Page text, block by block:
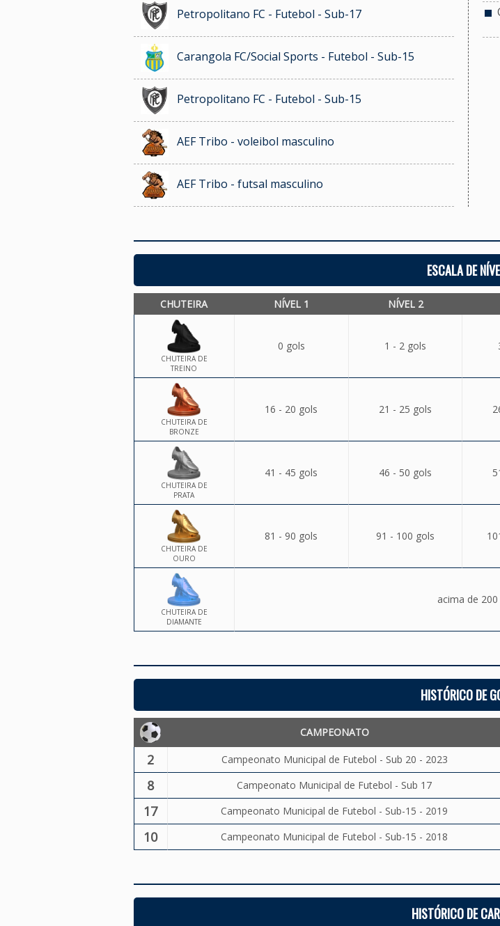
Petropolitano FC - Futebol - Sub-17
Carangola FC/Social Sports - Futebol - Sub-15
Petropolitano FC - Futebol - Sub-15
AEF Tribo - voleibol masculino
AEF Tribo - futsal masculino
ESCALA DE
CHUTEIRA NÍVEL 1 NÍVEL 2
CHUTEIRA DE
TREINO
0 gols 1 - 2 gols
CHUTEIRA DE
BRONZE
16 - 20 gols 21 - 25 gols
CHUTEIRA DE
PRATA
41 - 45 gols 46 - 50 gols
CHUTEIRA DE
OURO
81 - 90 gols 91 - 100 gols
CHUTEIRA DE
DIAMANTE
acima de
HISTÓRICO DE
CAMPEONATO
2 Campeonato Municipal de Futebol - Sub 20 - 2023
8 Campeonato Municipal de Futebol - Sub 17
17 Campeonato Municipal de Futebol - Sub-15 - 2019
10 Campeonato Municipal de Futebol - Sub-15 - 2018
HISTÓRICO DE